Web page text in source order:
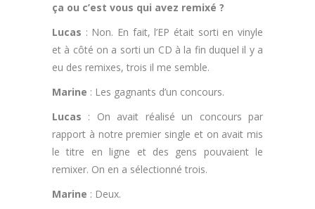
ça ou c’est vous qui avez remixé ?
Lucas : Non. En fait, l’EP était sorti en vinyle
et à côté on a sorti un CD à la fin duquel il y a
eu des remixes, trois il me semble.
Marine : Les gagnants d’un concours.
Lucas : On avait réalisé un concours par
rapport à notre premier single et on avait mis
le titre en ligne et des gens pouvaient le
remixer. On en a sélectionné trois.
Marine : Deux.